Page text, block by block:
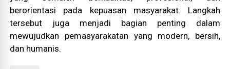
berorientasi pada kepuasan masyarakat. Langkah
tersebut juga menjadi bagian penting dalam
mewujudkan pemasyarakatan yang modern, bersih,
dan humanis.